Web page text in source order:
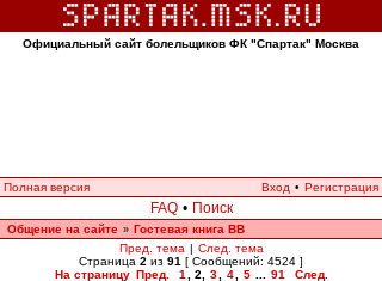
Официальный сайт болельщиков ФК "Спартак" Москва
Полная версия Вход • Регистрация
FAQ • Поиск
Общение на сайте » Гостевая книга ВВ
Пред. тема | След. тема
Страница 2 из 91 [ Сообщений: 4524 ]
На страницу Пред. 1 2 3 4 5 91
След.